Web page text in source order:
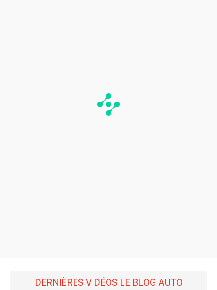
DERNIÈRES VIDÉOS LE BLOG AUTO